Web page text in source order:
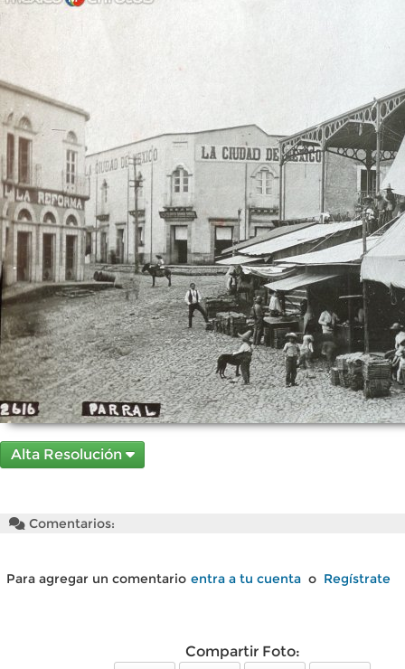
Alta Resolución
Comentarios:
Para agregar un comentario entra a tu cuenta o Regístrate
Compartir Foto: